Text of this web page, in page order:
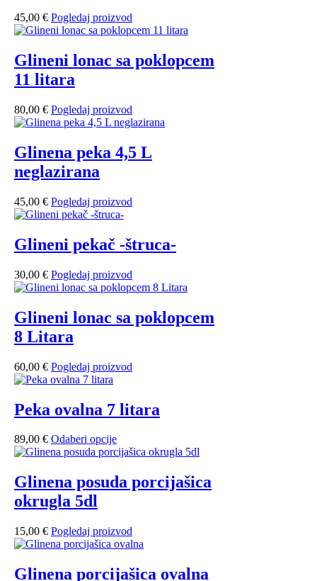
55,00 €
do
varijanti.
se
mogu
proizvoda
45,00 € Pogledaj proizvod
Glineni lonac sa poklopcem
11 litara
80,00 € Pogledaj proizvod
Glinena peka 4,5 L
neglazirana
45,00 € Pogledaj proizvod
Glineni pekač -štruca-
30,00 € Pogledaj proizvod
Glineni lonac sa poklopcem
8 Litara
60,00 € Pogledaj proizvod
Peka ovalna 7 litara
89,00 € Odaberi opcijeOvaj
proizvod
više
varijanti.
mogu
odabrati
stranici
Glinena posuda porcijašica
okrugla 5dl
15,00 € Pogledaj proizvod
Glinena porcijašica ovalna